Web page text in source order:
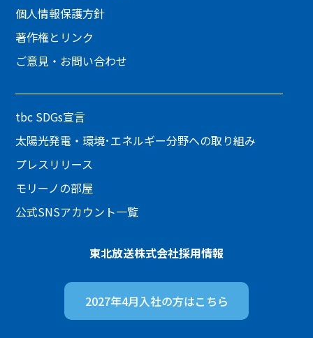
個人情報保護方針
著作権とリンク
ご意見・お問い合わせ
tbc SDGs宣言
太陽光発電・環境･エネルギー分野への取り組み
プレスリリース
モリーノの部屋
公式SNSアカウント一覧
東北放送株式会社採用情報
2027年4月入社の方はこちら